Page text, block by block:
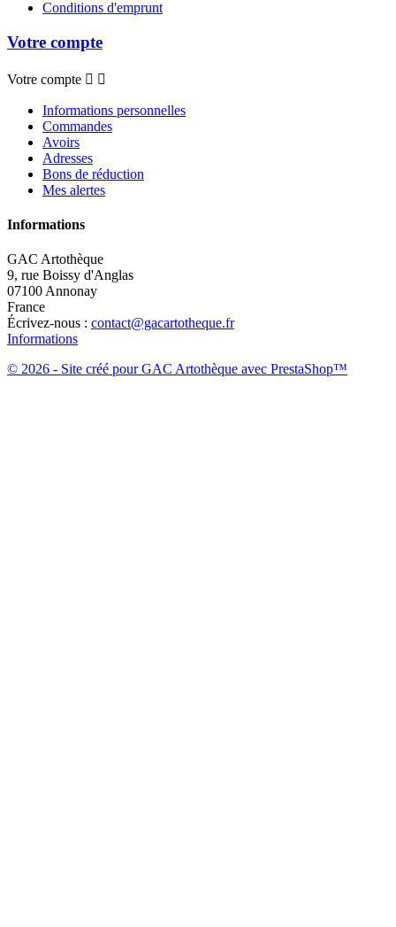
Conditions d'emprunt
Votre compte
Votre compte  
Informations personnelles
Commandes
Avoirs
Adresses
Bons de réduction
Mes alertes
Informations
GAC Artothèque
9, rue Boissy d'Anglas
07100 Annonay
France
Écrivez-nous : contact@gacartotheque.fr
Informations
© 2026 - Site créé pour GAC Artothèque avec PrestaShop™